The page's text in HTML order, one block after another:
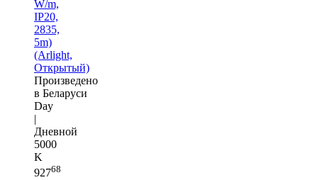
W/m,
IP20,
2835,
5m)
(Arlight,
Открытый)
Произведено
в Беларуси
Day
|
Дневной
5000
K
92768